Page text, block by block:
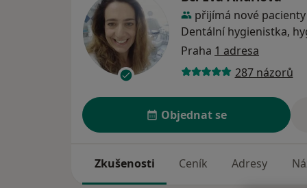
přijímá nové pacienty
Dentální hygienistka,
Praha 1 adresa
287 názorů
Objednat se
Zkušenosti Ceník Adresy